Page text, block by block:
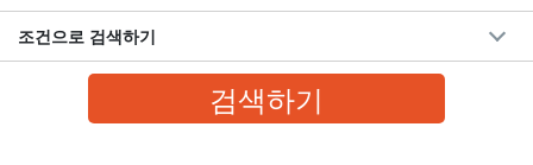
조건으로 검색하기